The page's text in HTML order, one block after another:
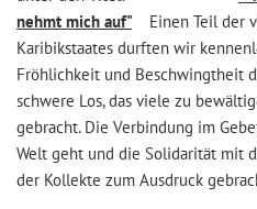
nehmt mich auf"
Einen Teil der
Karibikstaates durften wir
Fröhlichkeit und Beschwingtheit
schwere Los, das viele zu
gebracht. Die Verbindung im
Welt geht und die Solidarität mit
der Kollekte zum Ausdruck